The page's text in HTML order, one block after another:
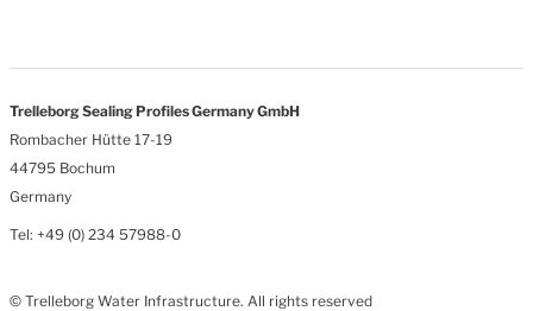
Trelleborg Sealing Profiles Germany GmbH
Rombacher Hütte 17-19
44795 Bochum
Germany
Tel: +49 (0) 234 57988-0
© Trelleborg Water Infrastructure. All rights reserved